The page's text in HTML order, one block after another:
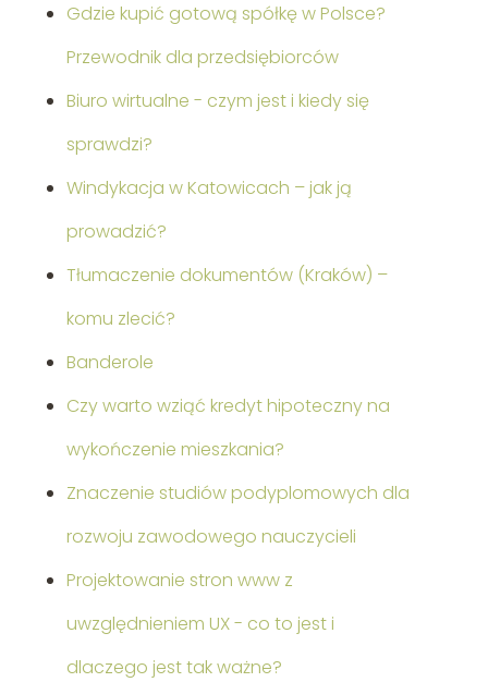
Gdzie kupić gotową spółkę w Polsce?
Przewodnik dla przedsiębiorców
Biuro wirtualne - czym jest i kiedy się
sprawdzi?
Windykacja w Katowicach – jak ją
prowadzić?
Tłumaczenie dokumentów (Kraków) –
komu zlecić?
Banderole
Czy warto wziąć kredyt hipoteczny na
wykończenie mieszkania?
Znaczenie studiów podyplomowych dla
rozwoju zawodowego nauczycieli
Projektowanie stron www z
uwzględnieniem UX - co to jest i
dlaczego jest tak ważne?